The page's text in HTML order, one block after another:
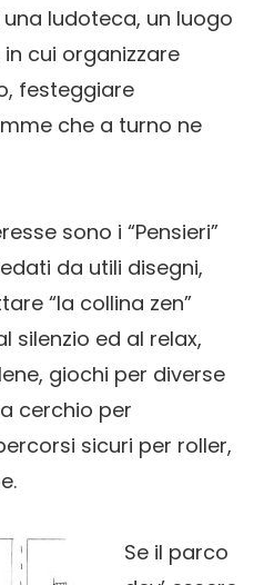
ludoteca, un luogo
cui organizzare
festeggiare
che a turno ne
sono i “Pensieri”
da utili disegni,
“la collina zen”
silenzio ed al relax,
giochi per diverse
cerchio per
sicuri per roller,
Se il parco